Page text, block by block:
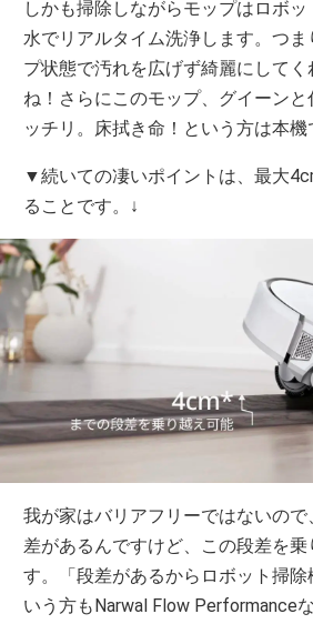
しかも掃除しながらモップはロボ
水でリアルタイム洗浄します。つ
プ状態で汚れを広げず綺麗にして
ね！さらにこのモップ、グイーン
ッチリ。床拭き命！という方は本機
▼続いての凄いポイントは、最大
ることです。↓
我が家はバリアフリーではないの
差があるんですけど、この段差を
す。「段差があるからロボット掃除
いう方もNarwal Flow Performance